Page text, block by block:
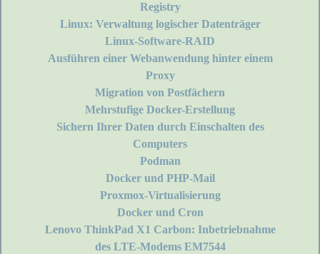
Registry
Linux: Verwaltung logischer Datenträger
Linux-Software-RAID
Ausführen einer Webanwendung hinter einem
Proxy
Migration von Postfächern
Mehrstufige Docker-Erstellung
Sichern Ihrer Daten durch Einschalten des
Computers
Podman
Docker und PHP-Mail
Proxmox-Virtualisierung
Docker und Cron
Lenovo ThinkPad X1 Carbon: Inbetriebnahme
des LTE-Modems EM7544